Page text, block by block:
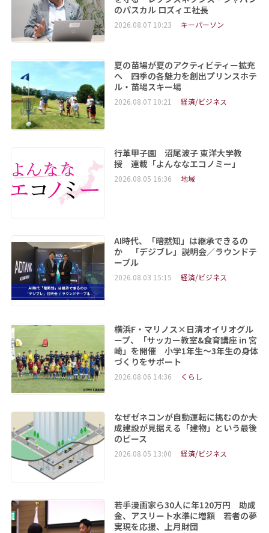
のパスカル ロズィエ社長
2026.08.07 10:23 キーパーソン
夏の苗場が夏のアクティビティー拡充
へ 四季の各魅力を創出プリンスホテ
ル・苗場スキー場
2026.08.07 10:21 経済/ビジネス
行革甲子園 沼尾波子 東洋大学教
授 連載「よんななエコノミー」
2026.08.05 16:36 地域
AI時代、「暗黙知」は継承できるの
か 「デジブレ」説明会／ラウンドテ
ーブル
2026.08.03 15:15 経済/ビジネス
横浜F・マリノス×日清オイリオグル
ープ、「サッカー教室&食育講座 in 宮
崎」を開催 小学1年生～3年生の身体
づくりをサポート
2026.08.06 14:36 くらし
なぜゼネコンが自動運転に挑むのか――大
成建設が見据える「建物」という最後
のピース
2026.08.05 13:00 経済/ビジネス
若手漫画家ら30人に年120万円 助成
金、アスリート水準に増額 若者の夢
実現を応援、上月財団